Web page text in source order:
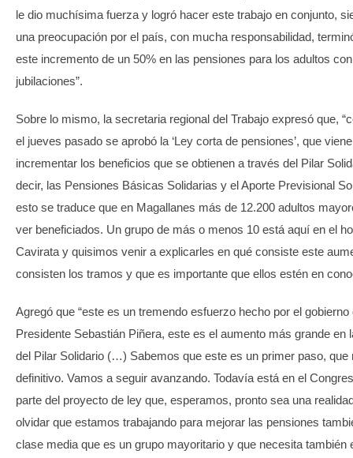
le dio muchísima fuerza y logró hacer este trabajo en conjunto,
una preocupación por el país, con mucha responsabilidad,
este incremento de un 50% en las pensiones para los adultos
jubilaciones”.
Sobre lo mismo, la secretaria regional del Trabajo expresó que,
el jueves pasado se aprobó la ‘Ley corta de pensiones’, que
incrementar los beneficios que se obtienen a través del Pilar
decir, las Pensiones Básicas Solidarias y el Aporte Previsional
esto se traduce que en Magallanes más de 12.200 adultos
ver beneficiados. Un grupo de más o menos 10 está aquí en el
Cavirata y quisimos venir a explicarles en qué consiste este
consisten los tramos y que es importante que ellos estén en
Agregó que “este es un tremendo esfuerzo hecho por el gobierno
Presidente Sebastián Piñera, este es el aumento más grande en
del Pilar Solidario (…) Sabemos que este es un primer paso, que
definitivo. Vamos a seguir avanzando. Todavía está en el
parte del proyecto de ley que, esperamos, pronto sea una
olvidar que estamos trabajando para mejorar las pensiones
clase media que es un grupo mayoritario y que necesita también